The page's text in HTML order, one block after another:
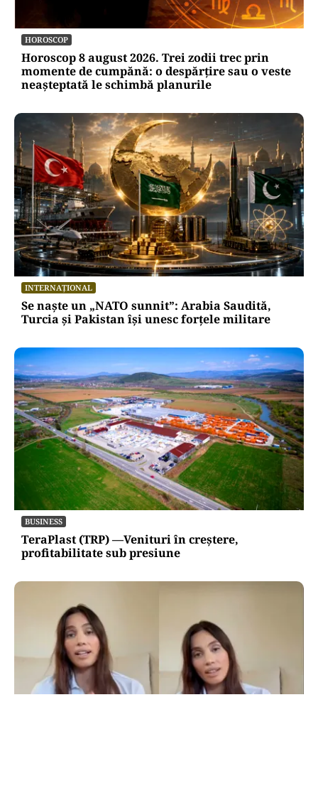
HOROSCOP
Horoscop 8 august 2026. Trei zodii trec prin
momente de cumpănă: o despărțire sau o veste
neașteptată le schimbă planurile
INTERNAȚIONAL
Se naște un „NATO sunnit”: Arabia Saudită,
Turcia și Pakistan își unesc forțele militare
BUSINESS
TeraPlast (TRP) —Venituri în creștere,
profitabilitate sub presiune